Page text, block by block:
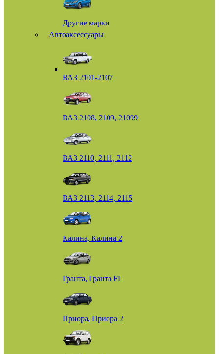
Другие марки
Автоаксессуары
ВАЗ 2101-2107
ВАЗ 2108, 2109, 21099
ВАЗ 2110, 2111, 2112
ВАЗ 2113, 2114, 2115
Калина, Калина 2
Гранта, Гранта FL
Приора, Приора 2